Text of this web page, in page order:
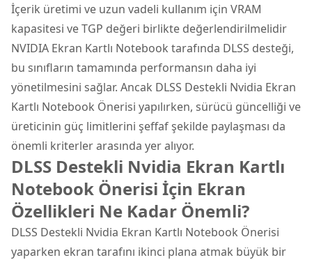
İçerik üretimi ve uzun vadeli kullanım için VRAM
kapasitesi ve TGP değeri birlikte değerlendirilmelidir
NVIDIA Ekran Kartlı Notebook tarafında DLSS desteği,
bu sınıfların tamamında performansın daha iyi
yönetilmesini sağlar. Ancak DLSS Destekli Nvidia Ekran
Kartlı Notebook Önerisi yapılırken, sürücü güncelliği ve
üreticinin güç limitlerini şeffaf şekilde paylaşması da
önemli kriterler arasında yer alıyor.
DLSS Destekli Nvidia Ekran Kartlı
Notebook Önerisi İçin Ekran
Özellikleri Ne Kadar Önemli?
DLSS Destekli Nvidia Ekran Kartlı Notebook Önerisi
yaparken ekran tarafını ikinci plana atmak büyük bir